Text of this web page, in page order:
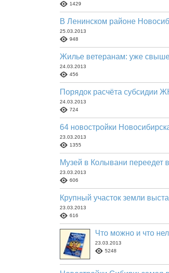
1429
В Ленинском районе
25.03.2013
948
Жилье ветеранам: уже
24.03.2013
456
Порядок расчёта субсидии
24.03.2013
724
64 новостройки
23.03.2013
1355
Музей в Колывани переедет
23.03.2013
606
Крупный участок земли
23.03.2013
616
Что можно и что
23.03.2013
5248